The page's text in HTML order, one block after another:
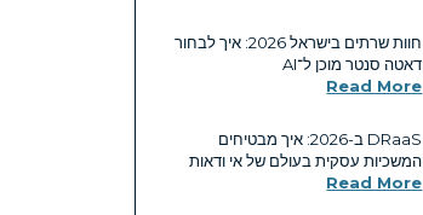
חוות שרתים בישראל 2026: איך לבחור
דאטה סנטר מוכן ל־AI
Read More
DRaaS ב-2026: איך מבטיחים
המשכיות עסקית בעולם של אי ודאות
Read More